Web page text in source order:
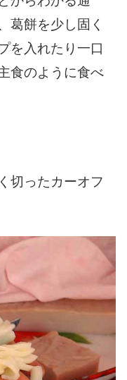
葛餅を少し固く
を入れたり一口
食のように食べ
切ったカーオフ